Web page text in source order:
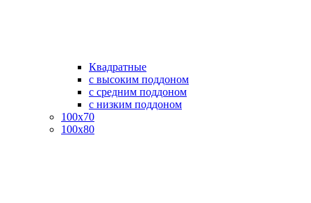
Квадратные
с высоким поддоном
с средним поддоном
с низким поддоном
100х70
100х80